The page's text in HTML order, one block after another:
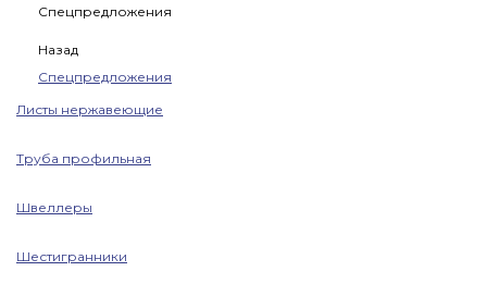
Спецпредложения
Назад
Спецпредложения
Листы нержавеющие
Труба профильная
Швеллеры
Шестигранники